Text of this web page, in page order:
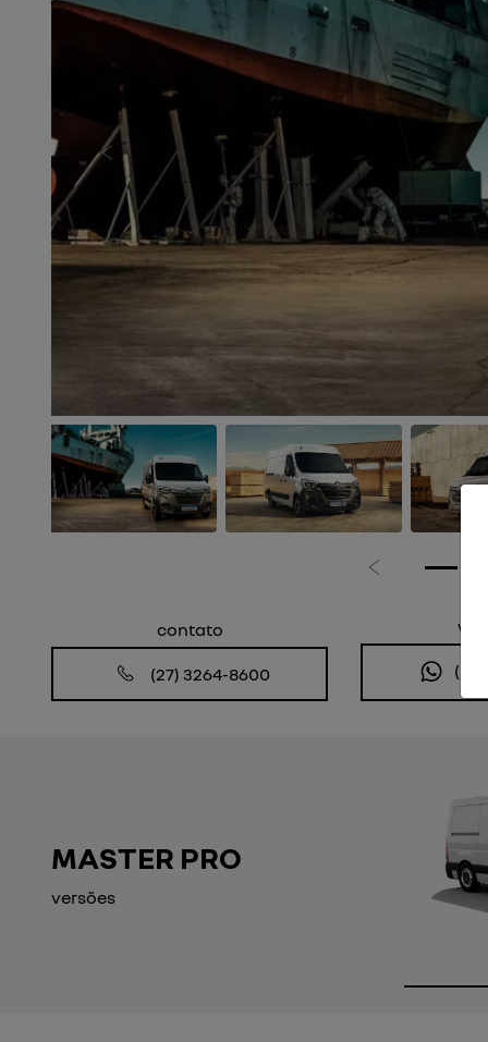
Anterior
Anterior
contato
(27) 3264-8600
MASTER PRO
versões